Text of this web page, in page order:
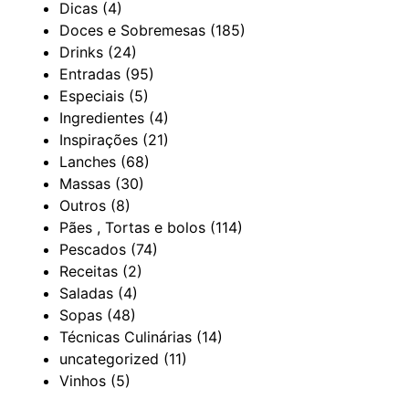
Dicas (4)
Doces e Sobremesas (185)
Drinks (24)
Entradas (95)
Especiais (5)
Ingredientes (4)
Inspirações (21)
Lanches (68)
Massas (30)
Outros (8)
Pães , Tortas e bolos (114)
Pescados (74)
Receitas (2)
Saladas (4)
Sopas (48)
Técnicas Culinárias (14)
uncategorized (11)
Vinhos (5)